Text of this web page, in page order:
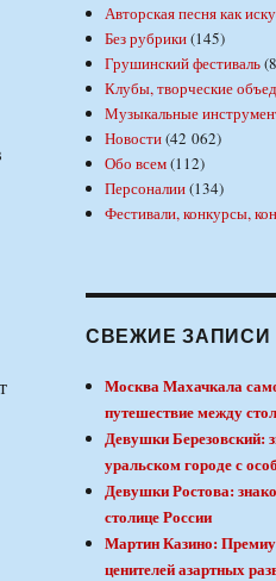
Авторская песня как
Без рубрики(145)
Грушинский фестиваль
Клубы, творческие
Музыкальные
Новости(42 062)
Обо всем(112)
Персоналии(134)
Фестивали, конкурсы,
СВЕЖИЕ ЗАПИСИ
Москва Махачкала
путешествие между
Девушки Березовский:
уральском городе с
Девушки Ростова:
столице России
Мартин Казино:
ценителей азартных